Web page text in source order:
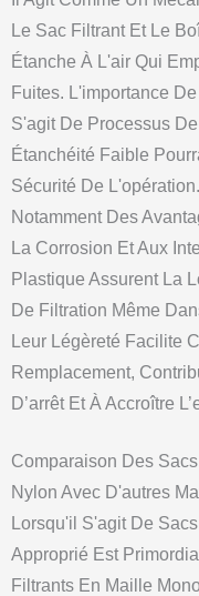
Le Sac Filtrant Et Le
Étanche À L'air Qui
Fuites. L'importance
S'agit De Processus
Étanchéité Faible
Sécurité De
Notamment Des
La Corrosion Et Aux
Plastique Assurent La
De Filtration Même
Leur Légèreté Facilite
Remplacement,
D’arrêt Et À Accroître
Comparaison Des
Nylon Avec D'autres
Lorsqu'il S'agit De
Approprié Est
Filtrants En Maille